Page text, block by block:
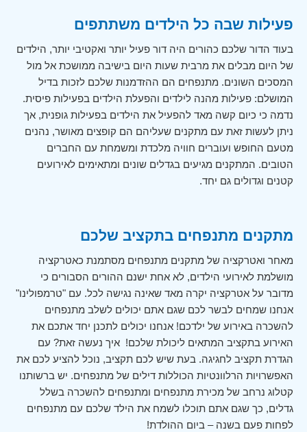
פעילות שבה כל הילדים משתתפים
בעוד הדור שלכם כהורים היה דור פעיל יותר ואקטיבי יותר, הילדים
של היום מבלים את מרבית שעות היום בישיבה ממושכת אל מול
המסכים השונים. מתנפחים הם ההזדמנות שלכם לזכות בדיל
המושלם: פעילות מהנה לילדים והפעלת הילדים בפעילות פיסית.
נדמה כי כיום קשה מאד להפעיל את הילדים בפעילות גופנית, אך
ניתן לעשות זאת עם מתקנים שעליהם הם קופצים מאושר, נהנים
מטעם החופש ועוברים חוויה מלכדת ומשמחת עם החברים
הטובים. המתקנים מגיעים בגדלים שונים ומתאימים לאירועים
קטנים וגדולים גם יחד.
מתקנים מתנפחים בתקציב שלכם
מאחר ואטרקציה של מתקנים מתנפחים מסתמנת כאטרקציה
מושלמת לאירועי הילדים, לא אחת ישנם ההורים הסבורים כי
מדובר על אטרקציה יקרה מאד שאינה נגישה לכל. עם "טרמפולינו"
אנחנו שמחים לבשר לכם שגם אתם יכולים לשלב מתנפחים
להשכרה באירוע של ילדכם! אנחנו יכולים לתכנן יחד אתכם את
האירוע בתקציב המתאים ליכולת שלכם! איך נעשה זאת? עם
הגדרת תקציב לחגיגה. בעת שיש לכם תקציב, נוכל להציע לכם את
האפשרויות הרלוונטיות הכוללות דילים של מתנפחים. יש ברשותנו
קטלוג נרחב של מכירת מתנפחים ומתנפחים להשכרה בשלל
גדלים, כך שגם אתם תוכלו לשמח את הילד שלכם עם מתנפחים
לפחות פעם בשנה – ביום ההולדת!